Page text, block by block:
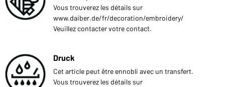
Vous trouverez les détails sur
www.daiber.de/fr/decoration/embroidery/
Veuillez contacter votre contact.
Druck
Cet article peut être ennobli avec un transfert.
Vous trouverez les détails sur